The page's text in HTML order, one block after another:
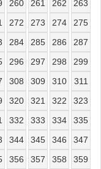
260 261 262
263
272 273 274
275
284 285 286
287
296 297 298
299
308 309 310
311
320 321 322
323
332 333 334
335
344 345 346
347
356 357 358
359